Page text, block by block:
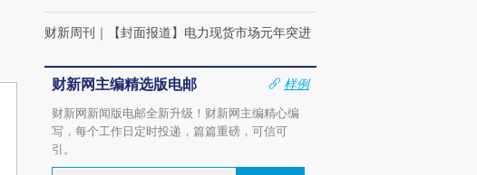
财新周刊 ｜ 【封面报道】电力现货市场元年突进
财新网主编精选版电邮
样例
财新网新闻版电邮全新升级！财新网主编精心编
写，每个工作日定时投递，篇篇重磅，可信可
引。